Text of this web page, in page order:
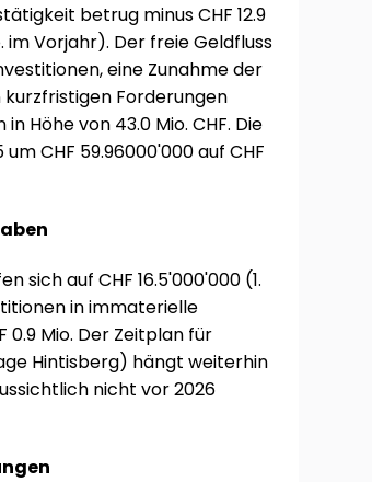
betrug minus CHF 12.9
im Vorjahr). Der freie Geldfluss
eine Zunahme der
kurzfristigen Forderungen
Höhe von 43.0 Mio. CHF. Die
CHF 59.96000'000 auf CHF
sich auf CHF 16.5'000'000 (1.
in immaterielle
Mio. Der Zeitplan für
Hintisberg) hängt weiterhin
nicht vor 2026